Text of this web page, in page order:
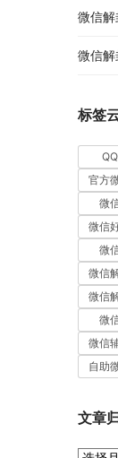
微信解
微信解
标签
官方
微
微信
微
微信
微信
微
微信
自助
文章